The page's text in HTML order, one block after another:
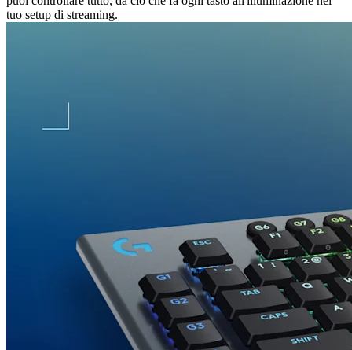
tuo setup di streaming.